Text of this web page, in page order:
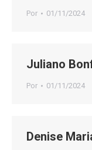
Por 01/11/2024
Juliano
Por 01/11/2024
Denise